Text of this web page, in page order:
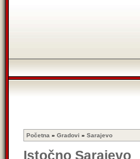
Početna » Gradovi » Sarajevo
Istočno Sarajevo